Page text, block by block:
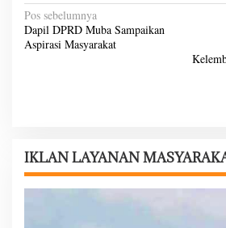
N
a
s
i
Pos sebelumnya
Dapil DPRD Muba Sampaikan
Aspirasi Masyarakat
IKLAN LAYANAN